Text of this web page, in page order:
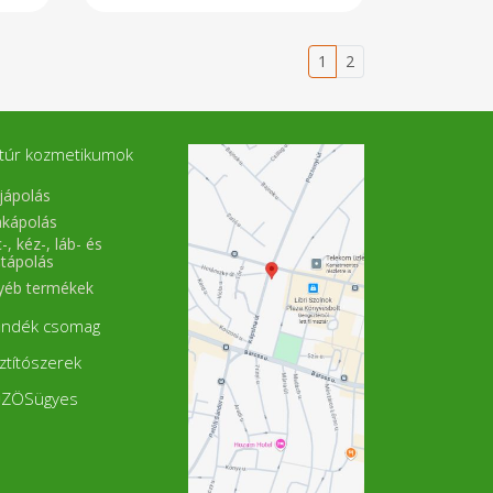
stresszel szembeni védelméhez,
az idegrendszer normál
kifáradás csökkentéséhez, a
fenntartásához, a normál
izomműködéshez, részt vesz a
normál energiatermelő
anyagcsere-folyamatokban, a
normál csontozat
fenntartásában, szerepet játszik
a sejtosztódásban. (*lásd.
mikroelem - vitamin táblázat)
Átlagos tápérték 100g termékben
Energia 657kJ/157kcal Zsír 11 g -
amelyből telített zsírsavak 1,3 g
egyszeresen telítetlen zsírsavak
1,6 g többszörösen telítetlen
zsírsavak 8,1 g Szénhidrát 0,3 g -
amelyből cukor 0,3 g Rost 0,5 g
Fehérje 8,3 g Só 1,0 g
Mikroelemek 100 g termékben
100 g NRV NRV % / 100g Vas (mg)
3,7 14 27% Magnézium (mg) 188
375 50% Foszfor (mg) 417 700
1 2
kozmetikumok
, kéz-, láb- és
termékek
csomag